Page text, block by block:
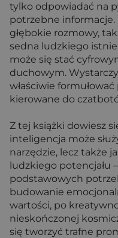
tylko odpowiadać na
potrzebne informacje.
głębokie rozmowy,
sedna ludzkiego
może się stać
duchowym.
właściwie
kierowane do
Z tej książki dowiesz
inteligencja może
narzędzie, lecz także
ludzkiego potencjału
podstawowych
budowanie
wartości, po
nieskończonej
się tworzyć trafne